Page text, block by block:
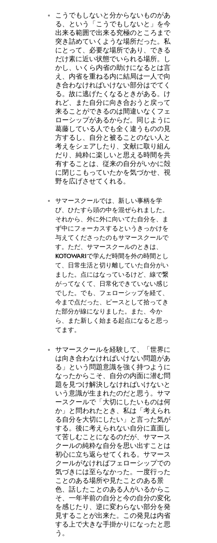
こうでもしないと分からないものがあ
る、という「こうでもしないと」を今
出来る範囲で出来る究極のところまで
突き詰めていくような場所だった。私
にとって、必要な場所であり、できる
だけ素に近い状態でいられる場所。し
かし、いくら内省の助けになるとは言
え、内省を重ねる内に結局は一人で向
き合わなければいけない部分はでてく
る。故に逃げたくなるときがある。け
れど、また自分に向き合おうと戻って
来ることができるのは間違いなくフェ
ローシップがあるからだ。同じように
葛藤している人でも全く違うものの見
方するし、自分と被ることのない人と
考えをシェアしたり、文献に取り組ん
だり、純粋に楽しいと思える時間を共
有することは、従来の自分がいかに殻
に閉じこもっていたかを気づかせ、視
野を広げさせてくれる。
サマースクールでは、新しい事柄を学
び、ひたすら頭の中を混ぜられました。
それから、外に外に向いてた自分を、ま
ず中にフォーカスするというきっかけを
与えてくださったのもサマースクールで
す。ただ、サマースクールのときは、
KOTOWARIで学んだ時間を外の時間とし
て、日常生活と切り離していた自分がい
ました。点にはなっているけど、線で繋
がってなくて、日常化できていない感じ
でした。でも、フェローシップを経て、
今まで点だった、ピースとして拾ってき
た部分が線になりました。また、今か
ら、また新しく始まる起点になると思っ
てます。
サマースクールを経験して、「世界に
は向き合わなければいけない問題があ
る」という問題意識を強く持つように
なったからこそ、自分の内面に潜む問
題を見つけ解決しなければいけないと
いう意識が生まれたのだと思う。サマ
ースクールで「大切にしたいものは何
か」と問われたとき、私は「考えられ
る自分を大切にしたい」と言った気が
する。後に考えられない自分に直面し
て苦しむことになるのだが、サマース
クールの純粋な自分を思い出すことは
初心に立ち返らせてくれる。サマース
クールがなければフェローシップでの
気づきには至らなかった。一度行った
ことのある場所や見たことのある景
色、話したことのある人がいるからこ
そ、一年半前の自分と今の自分の変化
を感じたり、逆に変わらない部分を発
見することが出来た。この発見は内省
する上で大きな手掛かりになったと思
う。